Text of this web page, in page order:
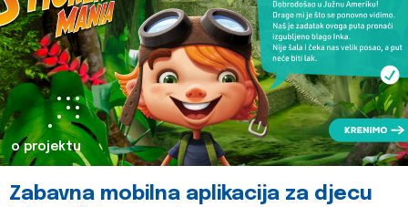
o projektu
Zabavna mobilna aplikacija za djecu